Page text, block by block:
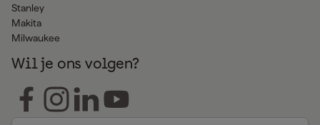
Stanley
Makita
Milwaukee
Wil je ons volgen?